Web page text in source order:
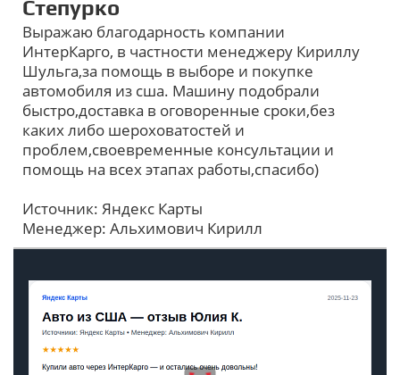
Степурко
Выражаю благодарность компании
ИнтерКарго, в частности менеджеру Кириллу
Шульга,за помощь в выборе и покупке
автомобиля из сша. Машину подобрали
быстро,доставка в оговоренные сроки,без
каких либо шероховатостей и
проблем,своевременные консультации и
помощь на всех этапах работы,спасибо)
Источник: Яндекс Карты
Менеджер: Альхимович Кирилл